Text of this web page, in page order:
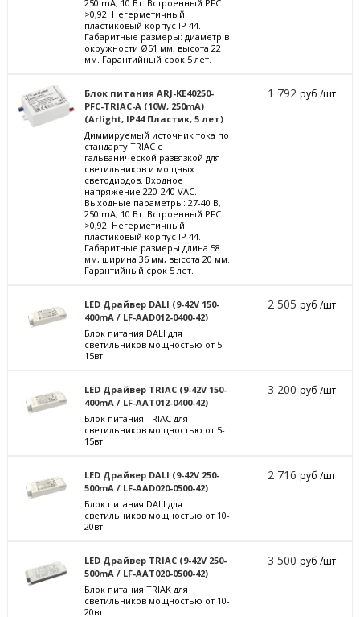
250 mА, 10 Вт. Встроенный PFC
>0,92. Негерметичный
пластиковый корпус IP 44.
Габаритные размеры: диаметр в
окружности Ø51 мм, высота 22
мм. Гарантийный срок 5 лет.
Блок питания ARJ-KE40250-
PFC-TRIAC-A (10W, 250mA)
(Arlight, IP44 Пластик, 5 лет)
Диммируемый источник тока по
стандарту TRIAC с
гальванической развязкой для
светильников и мощных
светодиодов. Входное
напряжение 220-240 VAC.
Выходные параметры: 27-40 В,
250 mА, 10 Вт. Встроенный PFC
>0,92. Негерметичный
пластиковый корпус IP 44.
Габаритные размеры длина 58
мм, ширина 36 мм, высота 20 мм.
Гарантийный срок 5 лет.
1 792руб /шт
LED Драйвер DALI (9-42V 150-
400mA / LF-AAD012-0400-42)
Блок питания DALI для
светильников мощностью от 5-
15вт
2 505руб /шт
LED Драйвер TRIAC (9-42V 150-
400mA / LF-AAT012-0400-42)
Блок питания TRIAC для
светильников мощностью от 5-
15вт
3 200руб /шт
LED Драйвер DALI (9-42V 250-
500mA / LF-AAD020-0500-42)
Блок питания DALI для
светильников мощностью от 10-
20вт
2 716руб /шт
LED Драйвер TRIAC (9-42V 250-
500mA / LF-AAT020-0500-42)
Блок питания TRIAK для
светильников мощностью от 10-
20вт
3 500руб /шт